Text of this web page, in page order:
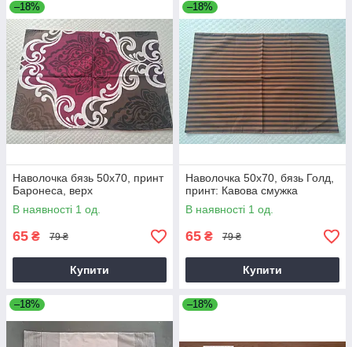
–18%
Наволочка бязь 50х70, принт
Баронеса, верх
В наявності 1 од.
65 ₴ 79 ₴
Купити
–18%
Наволочка 50х70, бязь Голд,
принт: Кавова смужка
В наявності 1 од.
65 ₴ 79 ₴
Купити
–18% –18%